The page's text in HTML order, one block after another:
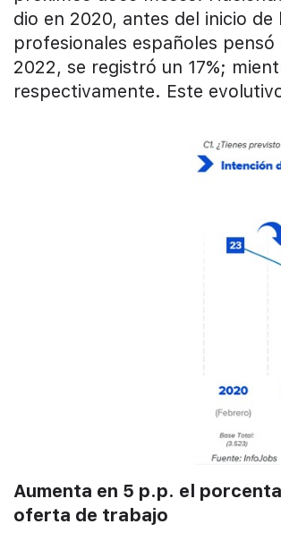
dio en 2020, antes del inicio
profesionales españoles
2022, se registró un 17%;
respectivamente. Este
Aumenta en 5 p.p. el
oferta de trabajo